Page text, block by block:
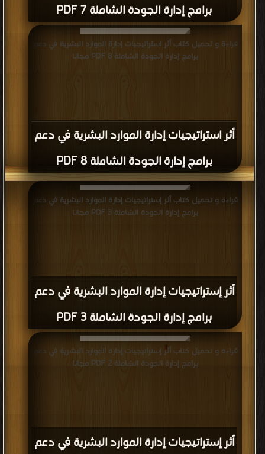
برامج إدارة الجودة الشاملة 7 PDF
أثر استراتيجيات إدارة الموارد البشرية في دعم
برامج إدارة الجودة الشاملة 8 PDF
قراءة و تحميل كتاب أثر استراتيجيات إدارة الموارد البشرية في دعم
برامج إدارة الجودة الشاملة 8 PDF مجانا
أثر إستراتيجيات إدارة الموارد البشرية في دعم
برامج إدارة الجودة الشاملة 3 PDF
قراءة و تحميل كتاب أثر إستراتيجيات إدارة الموارد البشرية في دعم
برامج إدارة الجودة الشاملة 3 PDF مجانا
أثر إستراتيجيات إدارة الموارد البشرية في دعم
قراءة و تحميل كتاب أثر إستراتيجيات إدارة الموارد البشرية في دعم
برامج إدارة الجودة الشاملة 2 PDF مجانا